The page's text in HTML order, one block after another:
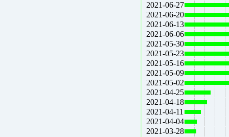
2021-06-27
2021-06-20
2021-06-13
2021-06-06
2021-05-30
2021-05-23
2021-05-16
2021-05-09
2021-05-02
2021-04-25
2021-04-18
2021-04-11
2021-04-04
2021-03-28